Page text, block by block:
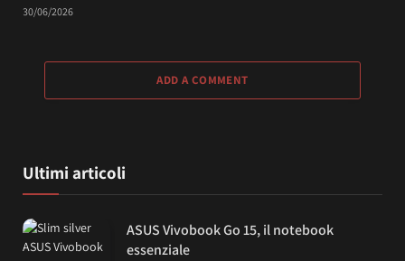
30/06/2026
ADD A COMMENT
Ultimi articoli
ASUS Vivobook Go 15, il notebook
essenziale